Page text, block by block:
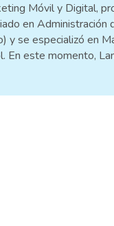
Móvil y Digital,
en Administración
y se especializó en
En este momento,